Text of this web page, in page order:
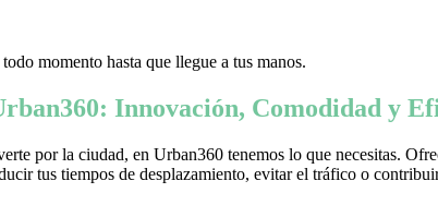
momento hasta que llegue a tus manos.
Innovación, Comodidad y
por la ciudad, en Urban360 tenemos lo que necesitas.
tus tiempos de desplazamiento, evitar el tráfico o